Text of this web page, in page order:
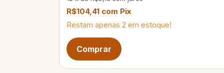
R$104,41 com Pix
Restam apenas 2 em estoque!